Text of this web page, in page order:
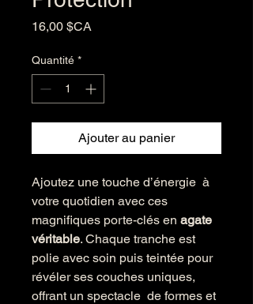
16,00 $CA
Quantité *
Ajouter au panier
Ajoutez une touche d’énergie à
votre quotidien avec ces
magnifiques porte-clés en agate
véritable. Chaque tranche est
polie avec soin puis teintée pour
révéler ses couches uniques,
offrant un spectacle de formes et